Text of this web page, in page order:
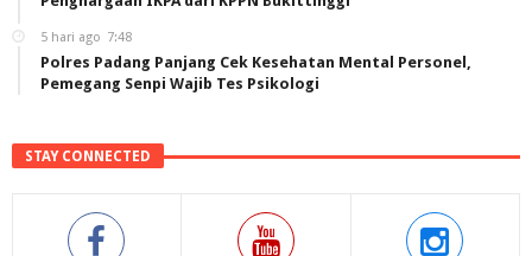
5 hari ago 7:48
Polres Padang Panjang Cek Kesehatan Mental Personel,
Pemegang Senpi Wajib Tes Psikologi
STAY CONNECTED